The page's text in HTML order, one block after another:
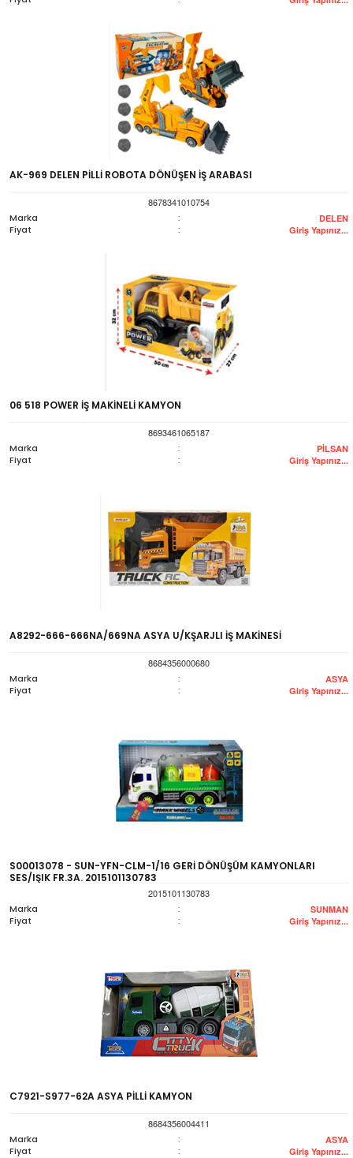
AK-969 DELEN PİLLİ ROBOTA DÖNÜŞEN İŞ ARABASI
8678341010754
Marka
: DELEN
Fiyat : Giriş Yapınız...
06 518 POWER İŞ MAKİNELİ KAMYON
8693461065187
Marka
: PİLSAN
Fiyat : Giriş Yapınız...
A8292-666-666NA/669NA ASYA U/KŞARJLI İŞ MAKİNESİ
8684356000680
Marka
: ASYA
Fiyat : Giriş Yapınız...
S00013078 - SUN-YFN-CLM-1/16 GERİ DÖNÜŞÜM KAMYONLARI
SES/IŞIK FR.3A. 2015101130783
2015101130783
Marka
: SUNMAN
Fiyat : Giriş Yapınız...
C7921-S977-62A ASYA PİLLİ KAMYON
8684356004411
Marka
: ASYA
Fiyat : Giriş Yapınız...